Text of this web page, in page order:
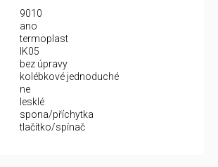
9010
ano
termoplast
IK05
bez úpravy
kolébkové jednoduché
ne
lesklé
spona/příchytka
tlačítko/spínač